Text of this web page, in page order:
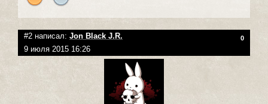
#2 написал: Jon Black J.R. 0
9 июля 2015 16:26